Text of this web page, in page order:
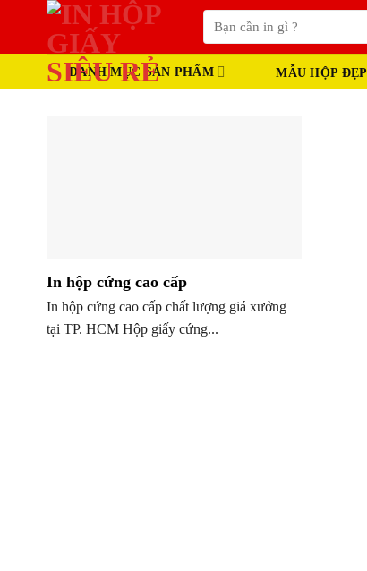
kiếm:
DANH MỤC SẢN PHẨM MẪU HỘP ĐẸP
In hộp cứng cao cấp
In hộp cứng cao cấp chất lượng giá xưởng
tại TP. HCM Hộp giấy cứng...